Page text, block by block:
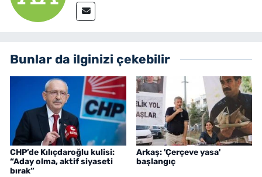
Bunlar da ilginizi çekebilir
CHP’de Kılıçdaroğlu kulisi:
“Aday olma, aktif siyaseti
bırak”
Arkaş: 'Çerçeve yasa'
başlangıç